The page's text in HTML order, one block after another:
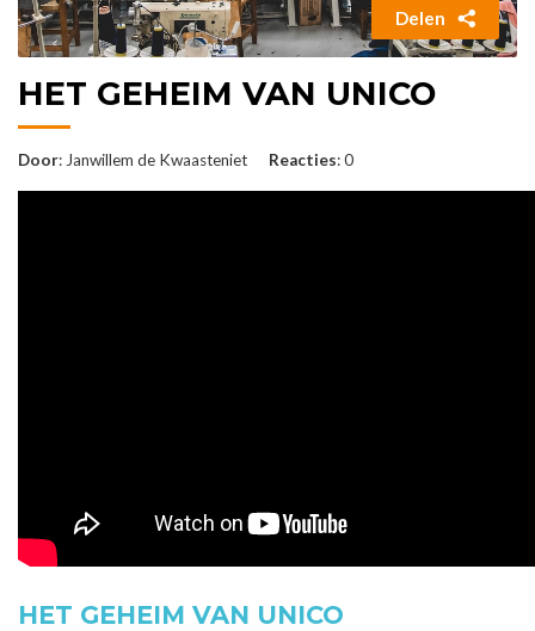
Delen
HET GEHEIM VAN UNICO
Door: Janwillem de Kwaasteniet Reacties: 0
HET GEHEIM VAN UNICO